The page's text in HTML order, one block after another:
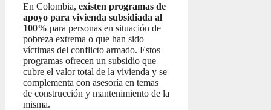
En Colombia, existen programas de
apoyo para vivienda subsidiada al
100% para personas en situación de
pobreza extrema o que han sido
víctimas del conflicto armado. Estos
programas ofrecen un subsidio que
cubre el valor total de la vivienda y se
complementa con asesoría en temas
de construcción y mantenimiento de la
misma.